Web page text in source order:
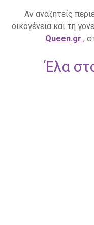
Αν αναζητείς
οικογένεια και τη
Queen.gr ,
Έλα